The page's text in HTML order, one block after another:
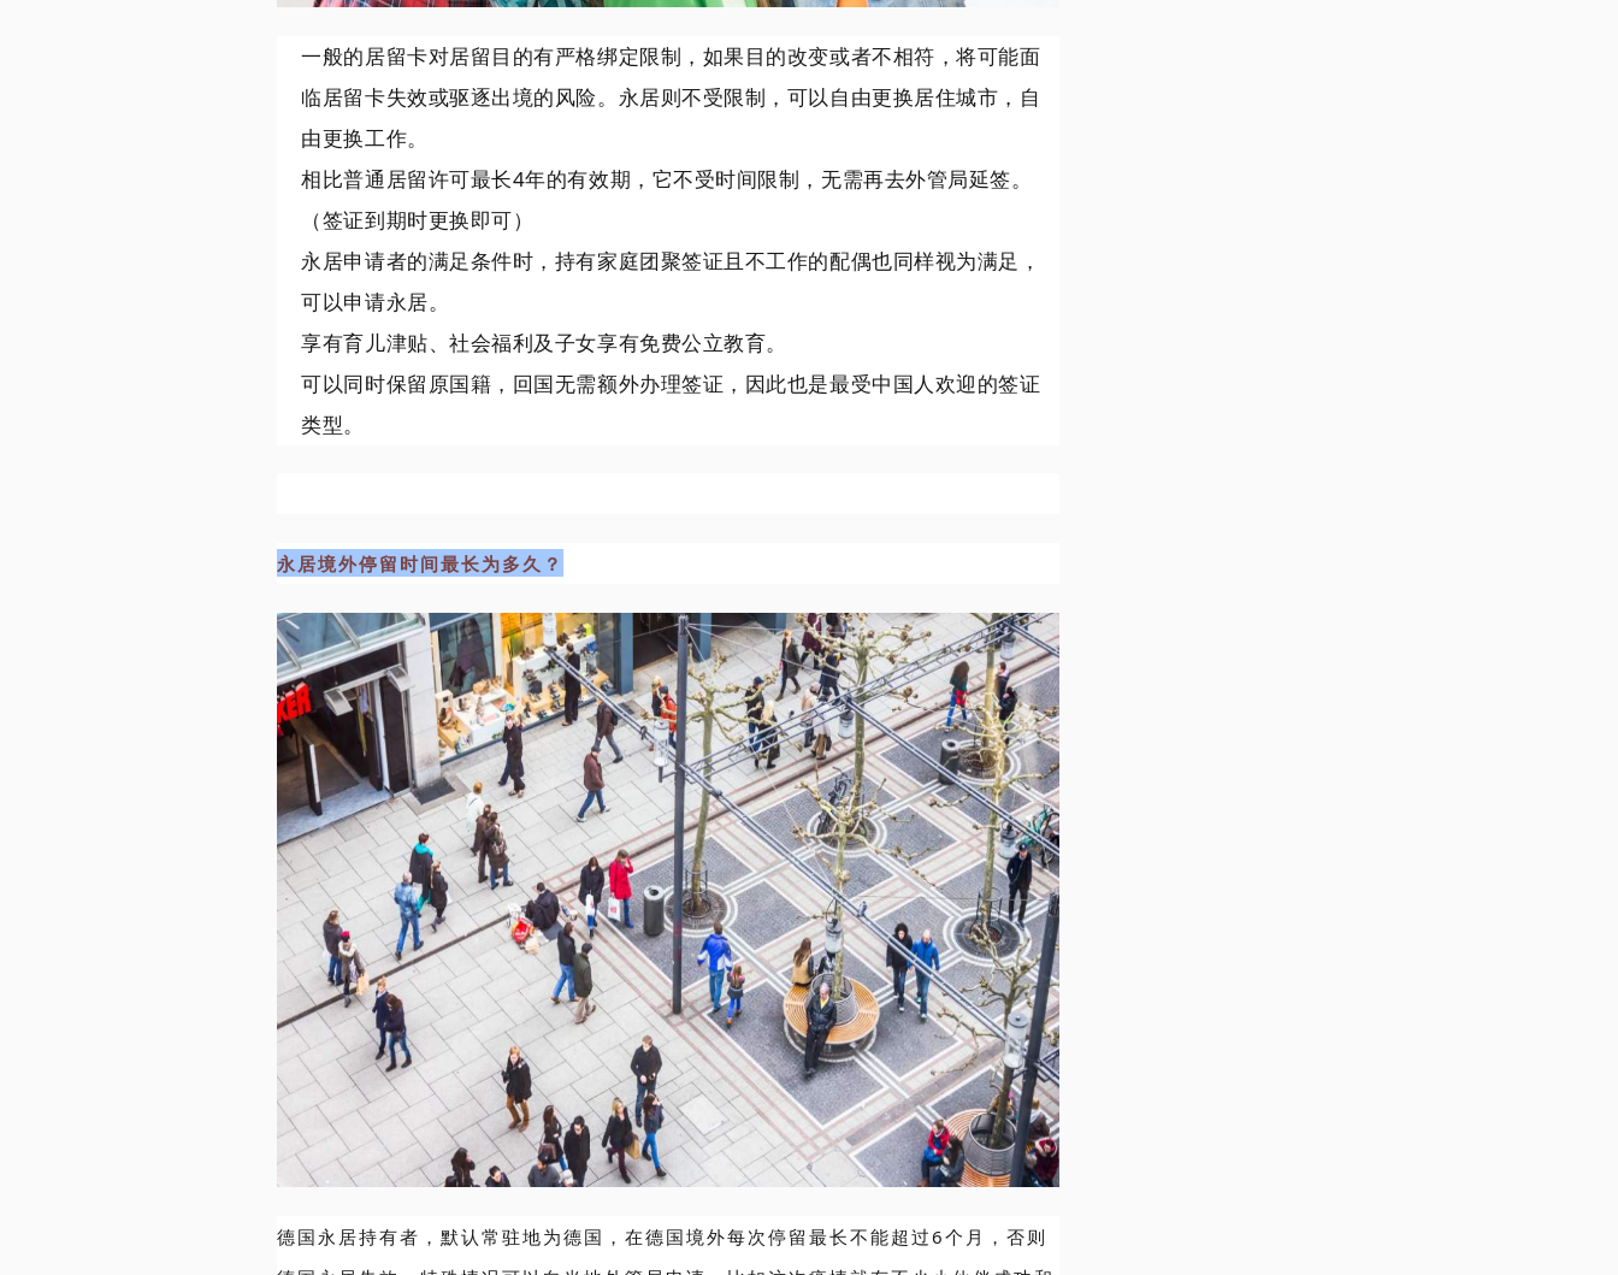
一般的居留卡对居留目的有严格绑定限制，如果目的改变或者不相符，将可能面
临居留卡失效或驱逐出境的风险。永居则不受限制，可以自由更换居住城市，自
由更换工作。
相比普通居留许可最长4年的有效期，它不受时间限制，无需再去外管局延签。
（签证到期时更换即可）
永居申请者的满足条件时，持有家庭团聚签证且不工作的配偶也同样视为满足，
可以申请永居。
享有育儿津贴、社会福利及子女享有免费公立教育。
可以同时保留原国籍，回国无需额外办理签证，因此也是最受中国人欢迎的签证
类型。
永居境外停留时间最长为多久？
德国永居持有者，默认常驻地为德国，在德国境外每次停留最长不能超过6个月，否则